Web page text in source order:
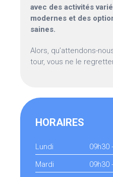
avec des activités
modernes et des
saines.
Alors, qu’attendons-
tour, vous ne le
HORAIRES
Lundi
09h30
Mardi
09h30